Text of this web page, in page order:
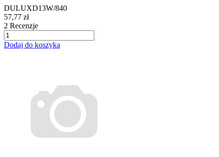
DULUXD13W/840
57,77 zł
2 Recenzje
Dodaj do koszyka